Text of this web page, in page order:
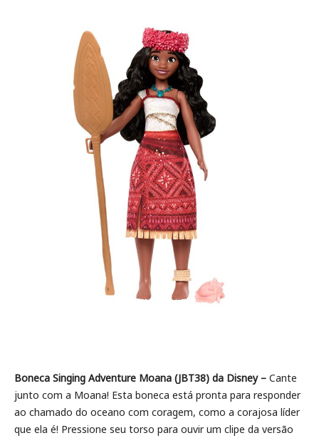
Boneca Singing Adventure Moana (JBT38) da Disney – Cante
junto com a Moana! Esta boneca está pronta para responder
ao chamado do oceano com coragem, como a corajosa líder
que ela é! Pressione seu torso para ouvir um clipe da versão